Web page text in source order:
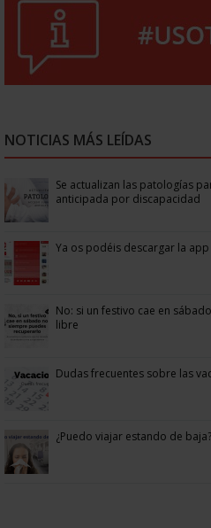
NOTICIAS MÁS LEÍDAS
Se actualizan las patologías
anticipada por discapacidad
Ya os podéis descargar la app
No: si un festivo cae en
libre
Dudas frecuentes sobre las
¿Puedo viajar estando de baja?